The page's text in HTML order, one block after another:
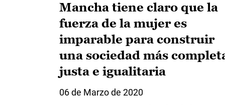
Mancha tiene claro que la
fuerza de la mujer es
imparable para construir
una sociedad más
justa e igualitaria
06 de Marzo de 2020